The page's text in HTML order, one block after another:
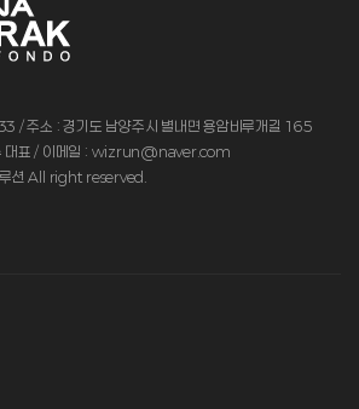
/ 주소 : 경기도 남양주시 별내면 용암비루개길 165
대표 / 이메일 : wizrun@naver.com
션 All right reserved.